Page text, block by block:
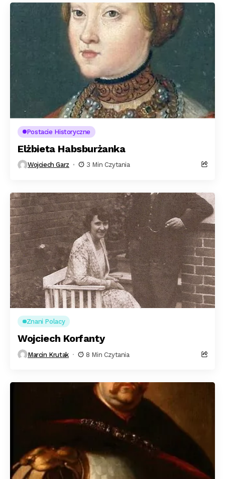
Postacie Historyczne
Elżbieta Habsburżanka
Wojciech Garz 3 Min Czytania
Znani Polacy
Wojciech Korfanty
Marcin Krutak 8 Min Czytania